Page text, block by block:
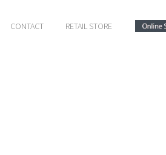
CONTACT RETAIL STORE